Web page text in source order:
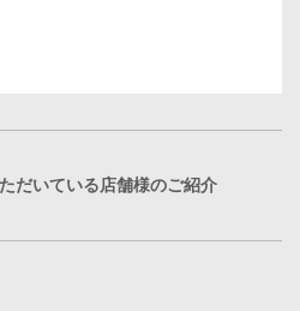
だいている店舗様のご紹介